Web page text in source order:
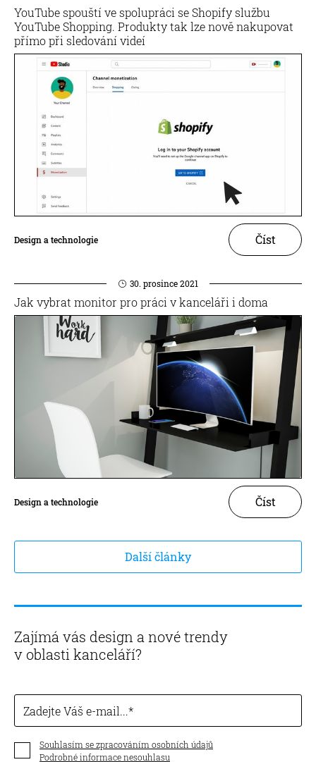
YouTube spouští ve spolupráci se Shopify službu
YouTube Shopping. Produkty tak lze nově nakupovat
přímo při sledování videí
Design a technologie Číst
30. prosince 2021
Jak vybrat monitor pro práci v kanceláři i doma
Design a technologie Číst
Další články
Zajímá vás design a nové trendy
v oblasti kanceláří?
Zadejte Váš e-mail...
Souhlasím se zpracováním osobních údajů
Podrobné informace nesouhlasu